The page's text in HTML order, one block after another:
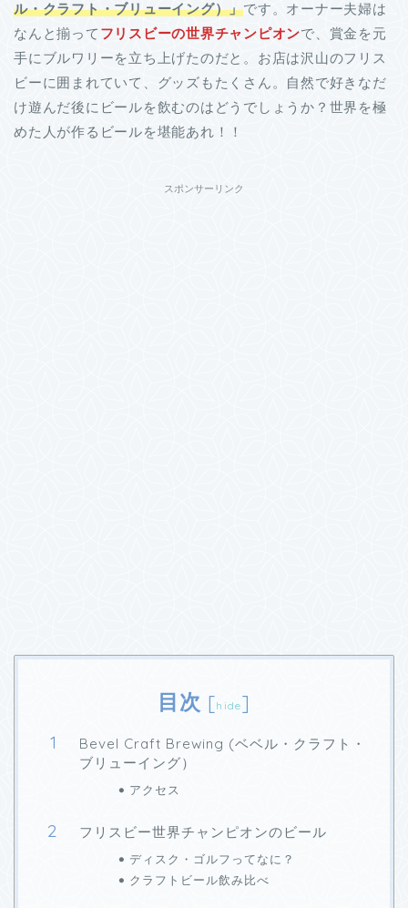
ル・クラフト・ブリューイング）」です。オーナー夫婦は
なんと揃って フリスビーの世界チャンピオンで、賞金を元
手にブルワリーを立ち上げたのだと。お店は沢山のフリス
ビーに囲まれていて、グッズもたくさん。自然で好きなだ
け遊んだ後にビールを飲むのはどうでしょうか？世界を極
めた人が作るビールを堪能あれ！！
スポンサーリンク
目次 [hide]
Bevel Craft Brewing (ベベル・クラフト・
ブリューイング）
アクセス
フリスビー世界チャンピオンのビール
ディスク・ゴルフってなに？
クラフトビール飲み比べ